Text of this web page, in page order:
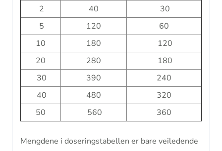
2
40
30
5
120
60
10
180
120
20
280
180
30
390
240
40
480
320
50
560 360
Mengdene i doseringstabellen er bare veiledende